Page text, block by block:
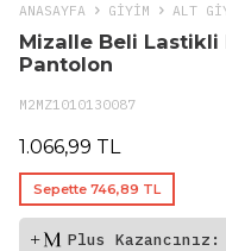
ANASAYFA GIYIM ALT
Mizalle Beli Lastikli
Pantolon
M2MZ1010130087
1.066,99 TL
Sepette 746,89 TL
Plus